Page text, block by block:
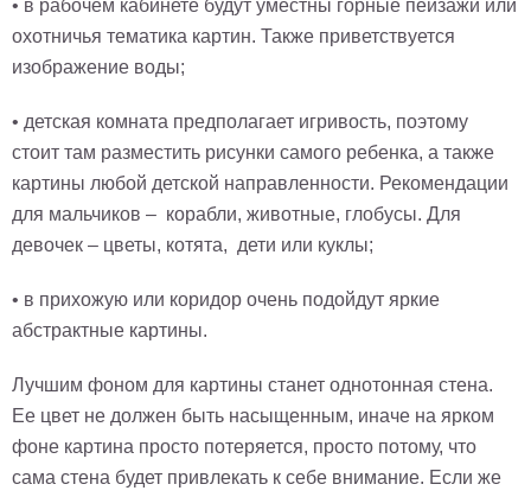
• в рабочем кабинете будут уместны горные пейзажи или
охотничья тематика картин. Также приветствуется
изображение воды;
• детская комната предполагает игривость, поэтому
стоит там разместить рисунки самого ребенка, а также
картины любой детской направленности. Рекомендации
для мальчиков – корабли, животные, глобусы. Для
девочек – цветы, котята, дети или куклы;
• в прихожую или коридор очень подойдут яркие
абстрактные картины.
Лучшим фоном для картины станет однотонная стена.
Ее цвет не должен быть насыщенным, иначе на ярком
фоне картина просто потеряется, просто потому, что
сама стена будет привлекать к себе внимание. Если же